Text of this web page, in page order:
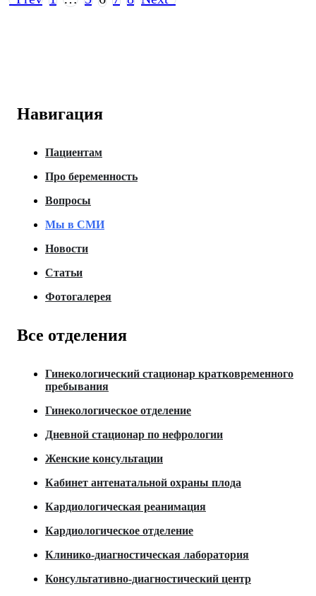
Навигация
Пациентам
Про беременность
Вопросы
Мы в СМИ
Новости
Статьи
Фотогалерея
Все отделения
Гинекологический стационар кратковременного
пребывания
Гинекологическое отделение
Дневной стационар по нефрологии
Женские консультации
Кабинет антенатальной охраны плода
Кардиологическая реанимация
Кардиологическое отделение
Клинико-диагностическая лаборатория
Консультативно-диагностический центр